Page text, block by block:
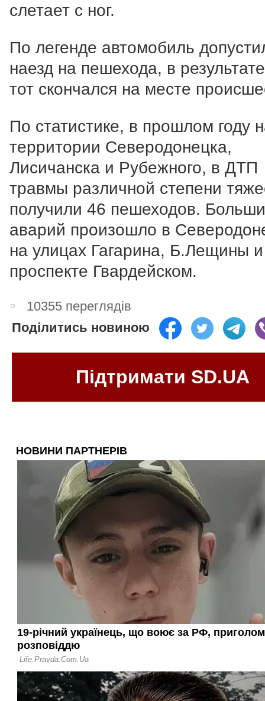
слетает с ног.
По легенде автомобиль
наезд на пешехода, в
тот скончался на месте
По статистике, в прошлом году
территории Северодонецка,
Лисичанска и Рубежного, в ДТП
травмы различной степени
получили 46 пешеходов.
аварий произошло в
на улицах Гагарина, Б.Лещины и
проспекте Гвардейском.
10355 переглядів
Поділитись новиною
Підтримати SD.UA